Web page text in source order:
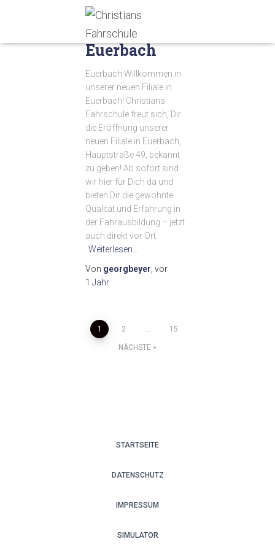
UNCATEGORIZED
Euerbach
Euerbach Willkommen in
unserer neuen Filiale in
Euerbach! Christians
Fahrschule freut sich, Dir
die Eröffnung unserer
neuen Filiale in Euerbach,
Hauptstraße 49, bekannt
zu geben! Ab sofort sind
wir hier für Dich da und
bieten Dir die gewohnte
Qualität und Erfahrung in
der Fahrausbildung – jetzt
auch direkt vor Ort.
Weiterlesen…
Von georgbeyer , vor
1 Jahr
Seitennummerierung
1 2 … 15
NÄCHSTE
STARTSEITE
DATENSCHUTZ
IMPRESSUM
SIMULATOR